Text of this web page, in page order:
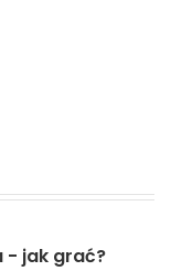
- jak grać?